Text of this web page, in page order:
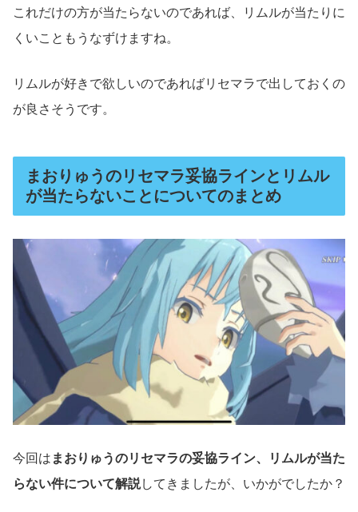
これだけの方が当たらないのであれば、リムルが当たりに
くいこともうなずけますね。
リムルが好きで欲しいのであればリセマラで出しておくの
が良さそうです。
まおりゅうのリセマラ妥協ラインとリムル
が当たらないことについてのまとめ
今回は まおりゅうのリセマラの妥協ライン、リムルが当た
らない件について解説してきましたが、いかがでしたか？